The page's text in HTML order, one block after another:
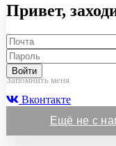
Привет,
Войти
Запомнить меня
Вконтакте
Ещё не с